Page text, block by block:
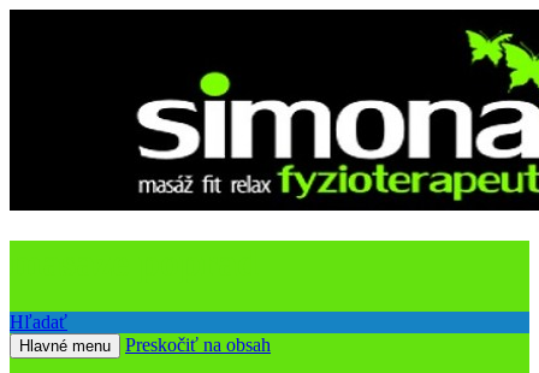
Hľadať
Hlavné menu Preskočiť na obsah